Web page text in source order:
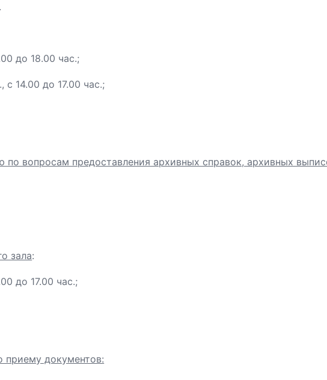
до 18.00 час.;
14.00 до 17.00 час.;
по вопросам предоставления архивных справок, архивных
зала:
до 17.00 час.;
приему документов: